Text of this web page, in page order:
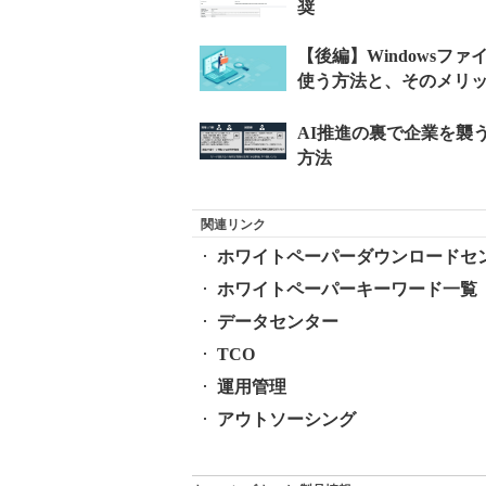
関連リンク
ホワイトペーパーダウンロードセ
ホワイトペーパーキーワード一覧
データセンター
TCO
運用管理
アウトソーシング